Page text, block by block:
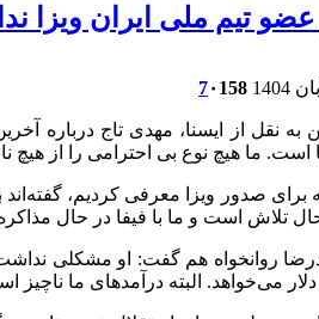
عضو تیم ملی ایران ویزا
7۰ 158
به نقل از ایسنا، مهدی تاج
ما هیچ نوع بی احترامی را از هیچ
صدور ویزا معرفی کردیم،
تلاش است و ما با فیفا در حال
روانخواه هم گفت: او مشکلی
دلار می‌خواهد. البته درآمد‌های ما ناچیز